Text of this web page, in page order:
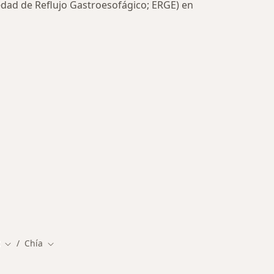
de Reflujo Gastroesofágico; ERGE) en
Cambiar de ciudad
Chía Cambiar de ciudad